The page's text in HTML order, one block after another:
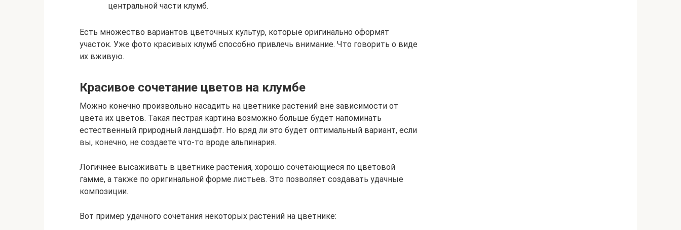
центральной части клумб.
Есть множество вариантов цветочных культур, которые оригинально оформят
участок. Уже фото красивых клумб способно привлечь внимание. Что говорить о виде
их вживую.
Красивое сочетание цветов на клумбе
Можно конечно произвольно насадить на цветнике растений вне зависимости от
цвета их цветов. Такая пестрая картина возможно больше будет напоминать
естественный природный ландшафт. Но вряд ли это будет оптимальный вариант, если
вы, конечно, не создаете что-то вроде альпинария.
Логичнее высаживать в цветнике растения, хорошо сочетающиеся по цветовой
гамме, а также по оригинальной форме листьев. Это позволяет создавать удачные
композиции.
Вот пример удачного сочетания некоторых растений на цветнике: